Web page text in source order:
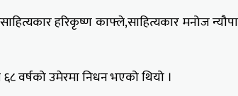
हरिकृष्ण काफ्ले,साहित्यकार मनोज
वर्षको उमेरमा निधन भएको थियो ।